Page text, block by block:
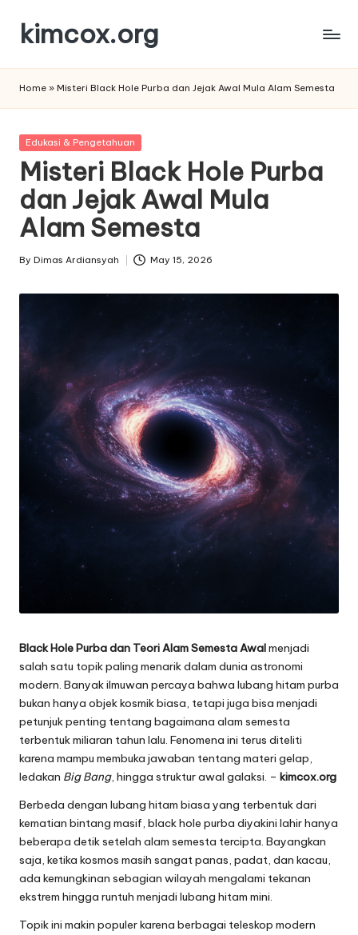
content
kimcox.org
dan
Berkualitas
Home » Misteri Black Hole Purba dan Jejak Awal Mula Alam Semesta
Posted
Edukasi & Pengetahuan
Misteri Black Hole Purba
dan Jejak Awal Mula
Alam Semesta
Posted
By Dimas Ardiansyah May 15, 2026
Black Hole Purba dan Teori Alam Semesta Awalmenjadi
salah satu topik paling menarik dalam dunia astronomi
modern. Banyak ilmuwan percaya bahwa lubang hitam purba
bukan hanya objek kosmik biasa, tetapi juga bisa menjadi
petunjuk penting tentang bagaimana alam semesta
terbentuk miliaran tahun lalu. Fenomena ini terus diteliti
karena mampu membuka jawaban tentang materi gelap,
ledakan Big Bang, hingga struktur awal galaksi. – kimcox.org
Berbeda dengan lubang hitam biasa yang terbentuk dari
kematian bintang masif, black hole purba diyakini lahir hanya
beberapa detik setelah alam semesta tercipta. Bayangkan
saja, ketika kosmos masih sangat panas, padat, dan kacau,
ada kemungkinan sebagian wilayah mengalami tekanan
ekstrem hingga runtuh menjadi lubang hitam mini.
Topik ini makin populer karena berbagai teleskop modern